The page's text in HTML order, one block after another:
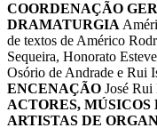
COORDENAÇÃO
DRAMATURGIA
de textos de Américo
Sequeira, Honorato
Osório de Andrade e Rui
ENCENAÇÃO José
ACTORES,
ARTISTAS DE